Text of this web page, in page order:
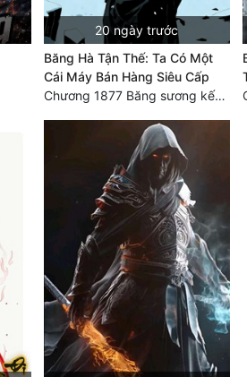
20 ngày trước
Băng Hà Tận Thế: Ta Có Một
Cái Máy Bán Hàng Siêu Cấp
Chương 1877 Băng sương kết giới